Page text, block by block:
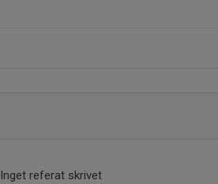
Inget referat skrivet